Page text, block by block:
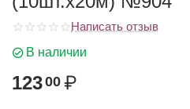
Написать отзыв
В наличии
12300 ₽